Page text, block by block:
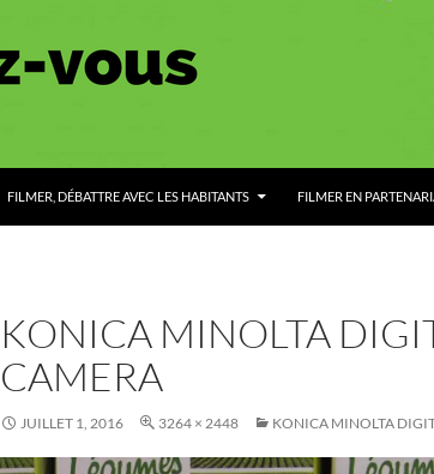
FILMER, DÉBATTRE AVEC LES HABITANTS FILMER EN
KONICA MINOLTA
CAMERA
JUILLET 1, 2016 3264 × 2448 KONICA MINOLTA